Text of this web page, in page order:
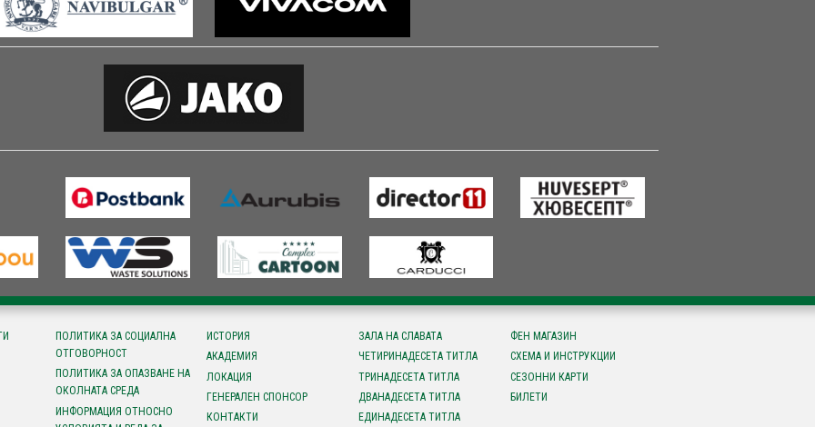
ПОЛИТИКА ЗА СОЦИАЛНА
ОТГОВОРНОСТ
ПОЛИТИКА ЗА ОПАЗВАНЕ НА
ОКОЛНАТА СРЕДА
ИНФОРМАЦИЯ ОТНОСНО
ИСТОРИЯ
АКАДЕМИЯ
ЛОКАЦИЯ
ГЕНЕРАЛЕН СПОНСОР
КОНТАКТИ
ЗАЛА НА СЛАВАТА
ЧЕТИРИНАДЕСЕТА ТИТЛА
ТРИНАДЕСЕТА ТИТЛА
ДВАНАДЕСЕТА ТИТЛА
ЕДИНАДЕСЕТА ТИТЛА
ФЕН МАГАЗИН
СХЕМА И ИНСТРУКЦИИ
СЕЗОННИ КАРТИ
БИЛЕТИ